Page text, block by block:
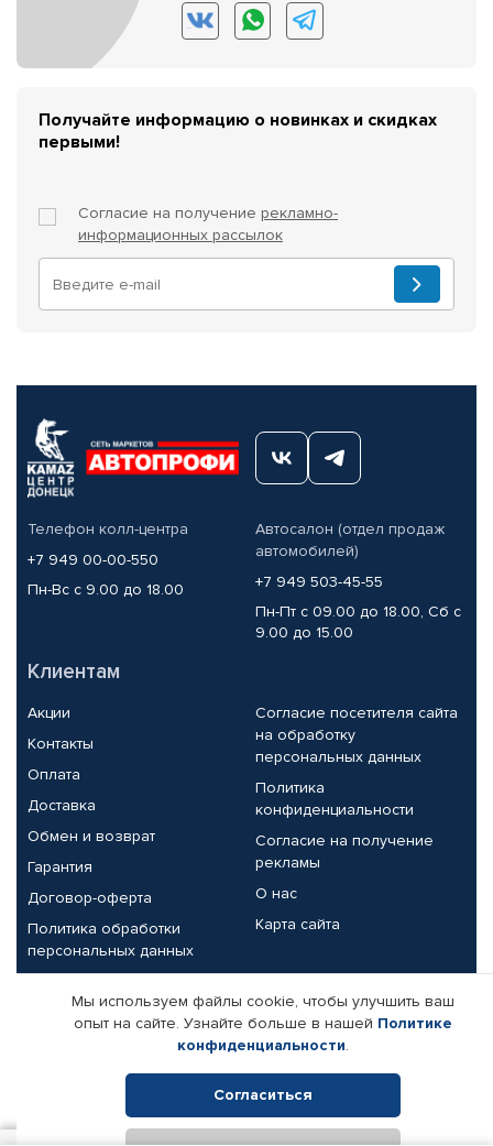
Получайте информацию о новинках и скидках
первыми!
Согласие на получение рекламно-
информационных рассылок
Телефон колл-центра
+7 949 00-00-550
Пн-Вс с 9.00 до 18.00
Автосалон (отдел продаж
автомобилей)
+7 949 503-45-55
Пн-Пт с 09.00 до 18.00, Сб с
9.00 до 15.00
Клиентам
Акции
Контакты
Оплата
Доставка
Обмен и возврат
Гарантия
Договор-оферта
Политика обработки
персональных данных
Согласие посетителя сайта
на обработку
персональных данных
Политика
конфиденциальности
Согласие на получение
рекламы
О нас
Карта сайта
Партнерам
Корпоративным клиентам
Поставщикам
Реквизиты компании
Мы используем файлы cookie, чтобы улучшить ваш
опыт на сайте. Узнайте больше в нашей Политике
конфиденциальности.
Согласиться